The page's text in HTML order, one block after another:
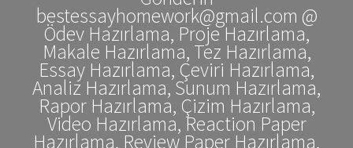
bestessayhomework@gmail.com @
Ödev Hazırlama, Proje Hazırlama,
Makale Hazırlama, Tez Hazırlama,
Essay Hazırlama, Çeviri Hazırlama,
Analiz Hazırlama, Sunum Hazırlama,
Rapor Hazırlama, Çizim Hazırlama,
Video Hazırlama, Reaction Paper
Hazırlama, Review Paper Hazırlama,